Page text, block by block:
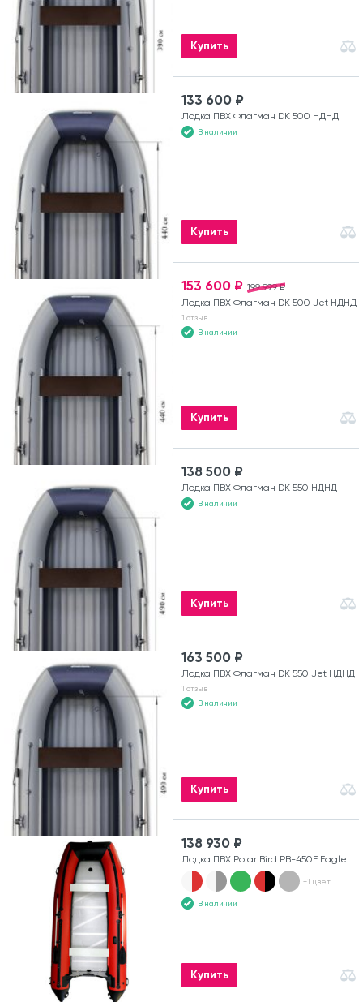
Купить
133 600 ₽
Лодка ПВХ Флагман DK 500 НДНД
В наличии
Купить
199 999 ₽
153 600 ₽
Лодка ПВХ Флагман DK 500 Jet НДНД
1 отзыв
В наличии
Купить
138 500 ₽
Лодка ПВХ Флагман DK 550 НДНД
В наличии
Купить
163 500 ₽
Лодка ПВХ Флагман DK 550 Jet НДНД
1 отзыв
В наличии
Купить
138 930 ₽
Лодка ПВХ Polar Bird PB-450E Eagle
+1 цвет
В наличии
Купить